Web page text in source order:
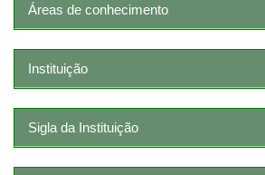
Áreas de conhecimento
Instituição
Sigla da Instituição